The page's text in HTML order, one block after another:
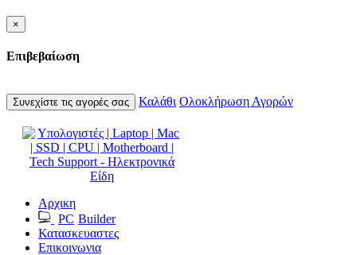
×
Επιβεβαίωση
Συνεχίστε τις αγορές σας Καλάθι Ολοκλήρωση Αγορών
Αρχικη
PC Builder
Κατασκευαστες
Επικοινωνια